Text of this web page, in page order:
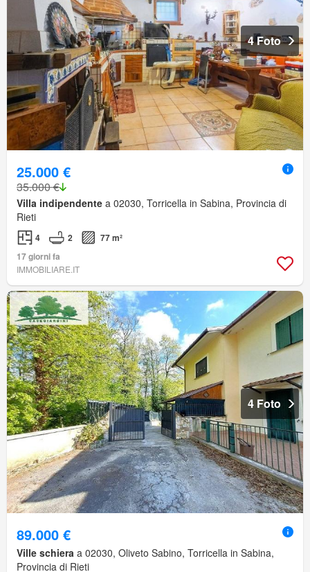
4 Foto
25.000 €
35.000 €
Villa indipendente a 02030, Torricella in Sabina, Provincia di
Rieti
4 2
77 m²
17 giorni fa
IMMOBILIARE.IT
4 Foto
89.000 €
Ville schiera a 02030, Oliveto Sabino, Torricella in Sabina,
Provincia di Rieti